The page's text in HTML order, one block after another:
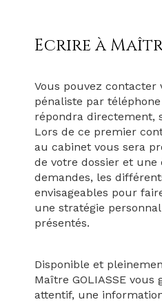
Ecrire à
Vous pouvez contacter
pénaliste par
répondra directement,
Lors de ce premier
au cabinet vous sera
de votre dossier et une
demandes, les
envisageables pour
une stratégie
présentés.
Disponible et
Maître GOLIASSE
attentif, une